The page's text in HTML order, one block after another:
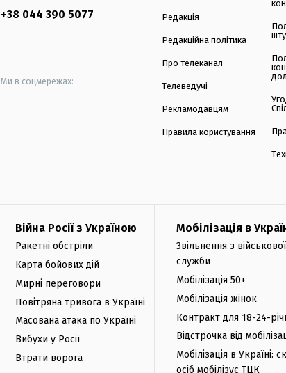
+38 044 390 5077
Ми в соцмережах:
Редакція
Редакційна політика
Про телеканал
Телеведучі
Рекламодавцям
Правила користування
Війна Росії з Україною
Ракетні обстріли
Карта бойових дій
Мирні переговори
Повітряна тривога в Україні
Масована атака по Україні
Вибухи у Росії
Втрати ворога
Мобілізація в
Звільнення з військової
служби
Мобілізація 50+
Мобілізація жінок
Контракт для 18-24-
Відстрочка від
Мобілізація в Україні:
осіб мобілізує ТЦК